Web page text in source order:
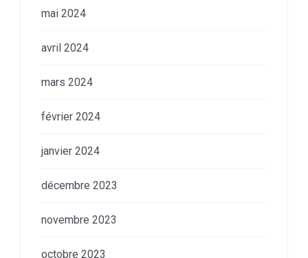
mai 2024
avril 2024
mars 2024
février 2024
janvier 2024
décembre 2023
novembre 2023
octobre 2023